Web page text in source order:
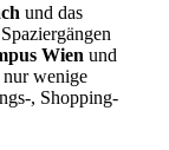
und das
Wien und
nur wenige
, Shopping-